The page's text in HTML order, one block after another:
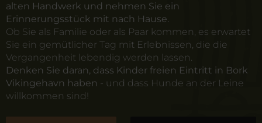
alten Handwerk und nehmen Sie ein
Erinnerungsstück mit nach Hause.
Ob Sie als Familie oder als Paar kommen, es erwartet
Sie ein gemütlicher Tag mit Erlebnissen, die die
Vergangenheit lebendig werden lassen.
Denken Sie daran, dass Kinder freien Eintritt in Bork
Vikingehavn haben - und dass Hunde an der Leine
willkommen sind!